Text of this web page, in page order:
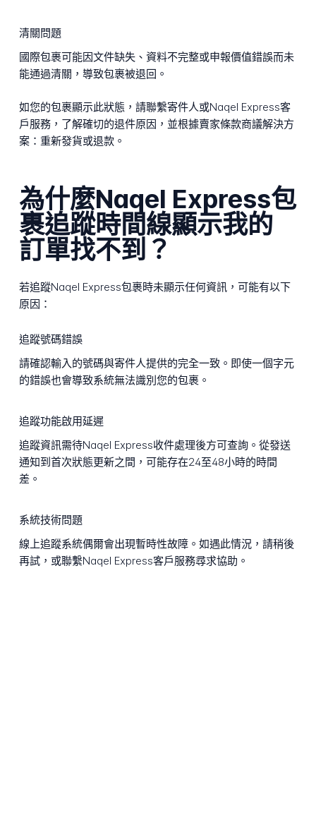
清關問題
國際包裹可能因文件缺失、資料不完整或申報價值錯誤而未
能通過清關，導致包裹被退回。
如您的包裹顯示此狀態，請聯繫寄件人或Naqel Express客
戶服務，了解確切的退件原因，並根據賣家條款商議解決方
案：重新發貨或退款。
為什麼Naqel Express包
裹追蹤時間線顯示我的
訂單找不到？
若追蹤Naqel Express包裹時未顯示任何資訊，可能有以下
原因：
追蹤號碼錯誤
請確認輸入的號碼與寄件人提供的完全一致。即使一個字元
的錯誤也會導致系統無法識別您的包裹。
追蹤功能啟用延遲
追蹤資訊需待Naqel Express收件處理後方可查詢。從發送
通知到首次狀態更新之間，可能存在24至48小時的時間
差。
系統技術問題
線上追蹤系統偶爾會出現暫時性故障。如遇此情況，請稍後
再試，或聯繫Naqel Express客戶服務尋求協助。